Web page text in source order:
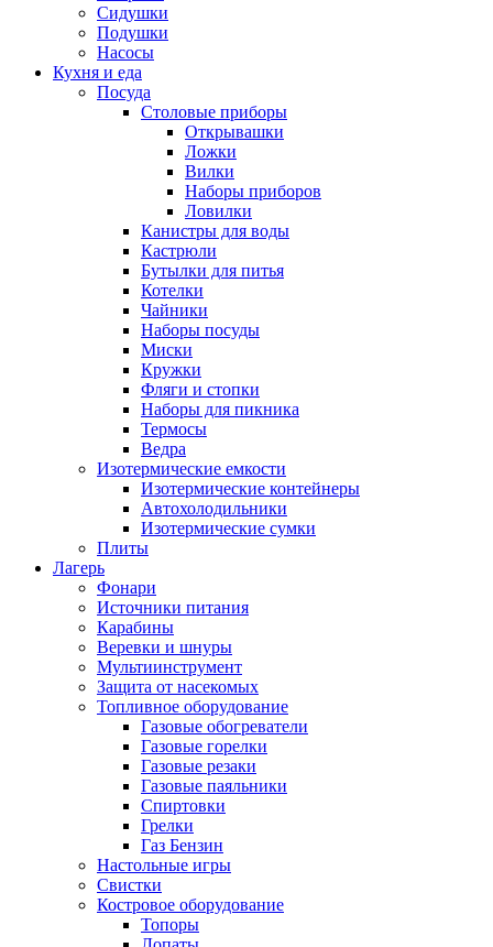
Сидушки
Подушки
Насосы
Кухня и еда
Посуда
Столовые приборы
Открывашки
Ложки
Вилки
Наборы приборов
Ловилки
Канистры для воды
Кастрюли
Бутылки для питья
Котелки
Чайники
Наборы посуды
Миски
Кружки
Фляги и стопки
Наборы для пикника
Термосы
Ведра
Изотермические емкости
Изотермические контейнеры
Автохолодильники
Изотермические сумки
Плиты
Лагерь
Фонари
Источники питания
Карабины
Веревки и шнуры
Мультиинструмент
Защита от насекомых
Топливное оборудование
Газовые обогреватели
Газовые горелки
Газовые резаки
Газовые паяльники
Спиртовки
Грелки
Газ Бензин
Настольные игры
Свистки
Костровое оборудование
Топоры